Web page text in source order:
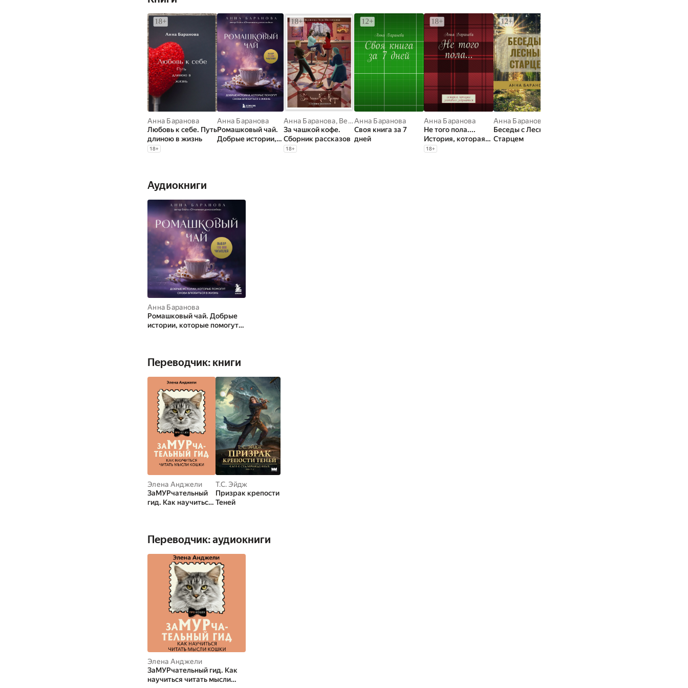
Анна Баранова
Любовь к себе. Путь
длиною в жизнь
18+
Анна Баранова
Ромашковый чай.
Добрые истории,
Анна Баранова, Вера Шестопалова
За чашкой кофе.
Сборник рассказов
18+
Анна Баранова
Своя книга за 7
дней
Анна Баранова
Не того пола....
История, которая
заставит
18+
Анна Баранова
Беседы с Лесным
Старцем
Аудиокниги
Анна Баранова
Ромашковый чай. Добрые
истории, которые помогут
Переводчик: книги
Элена Анджели
ЗаМУРчательный
гид. Как научиться
Т.С. Эйдж
Призрак крепости
Теней
Переводчик: аудиокниги
Элена Анджели
ЗаМУРчательный гид. Как
научиться читать мысли